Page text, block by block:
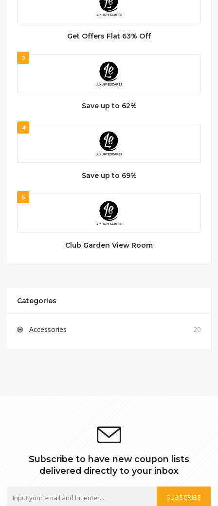
Get Offers Flat 63% Off
3
Save up to 62%
4
Save up to 69%
5
Club Garden View Room
Categories
Accessories 20
Subscribe to have new coupon lists
delivered directly to your inbox
SUBSCRIBE